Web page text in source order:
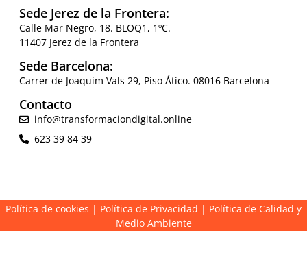
Sede Jerez de la Frontera:
Calle Mar Negro, 18. BLOQ1, 1ºC.
11407 Jerez de la Frontera
Sede Barcelona:
Carrer de Joaquim Vals 29, Piso Ático. 08016 Barcelona
Contacto
info@transformaciondigital.online
623 39 84 39
Política de cookies | Política de Privacidad | Política de Calidad y
Medio Ambiente